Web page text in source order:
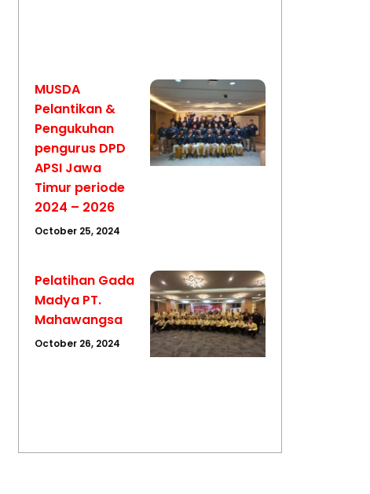
MUSDA
Pelantikan &
Pengukuhan
pengurus DPD
APSI Jawa
Timur periode
2024 – 2026
October 25, 2024
Pelatihan Gada
Madya PT.
Mahawangsa
October 26, 2024